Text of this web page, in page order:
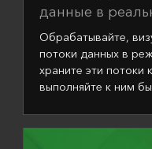
данные в
Обрабатывайте,
потоки данных в
храните эти потоки
выполняйте к ним